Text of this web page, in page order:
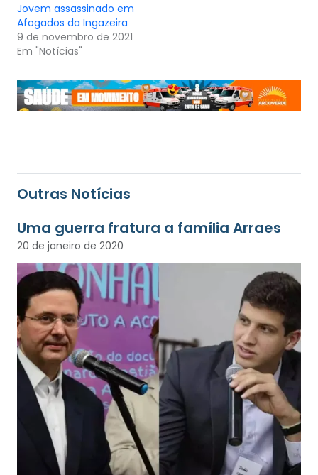
Jovem assassinado em
Afogados da Ingazeira
9 de novembro de 2021
Em "Notícias"
Outras Notícias
Uma guerra fratura a família Arraes
20 de janeiro de 2020